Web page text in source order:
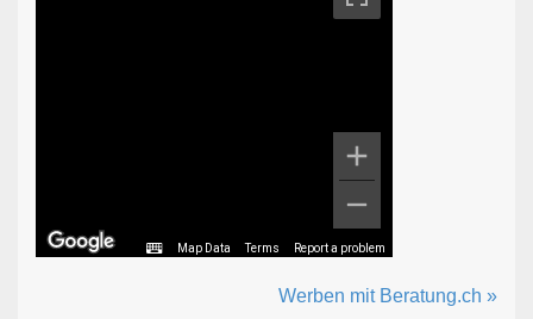
Map Data Terms Report a problem
Werben mit Beratung.ch »